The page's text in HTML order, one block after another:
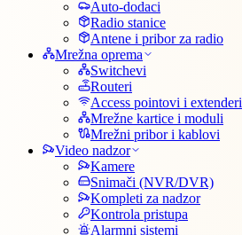
Auto-dodaci
Radio stanice
Antene i pribor za radio
Mrežna oprema
Switchevi
Routeri
Access pointovi i extenderi
Mrežne kartice i moduli
Mrežni pribor i kablovi
Video nadzor
Kamere
Snimači (NVR/DVR)
Kompleti za nadzor
Kontrola pristupa
Alarmni sistemi